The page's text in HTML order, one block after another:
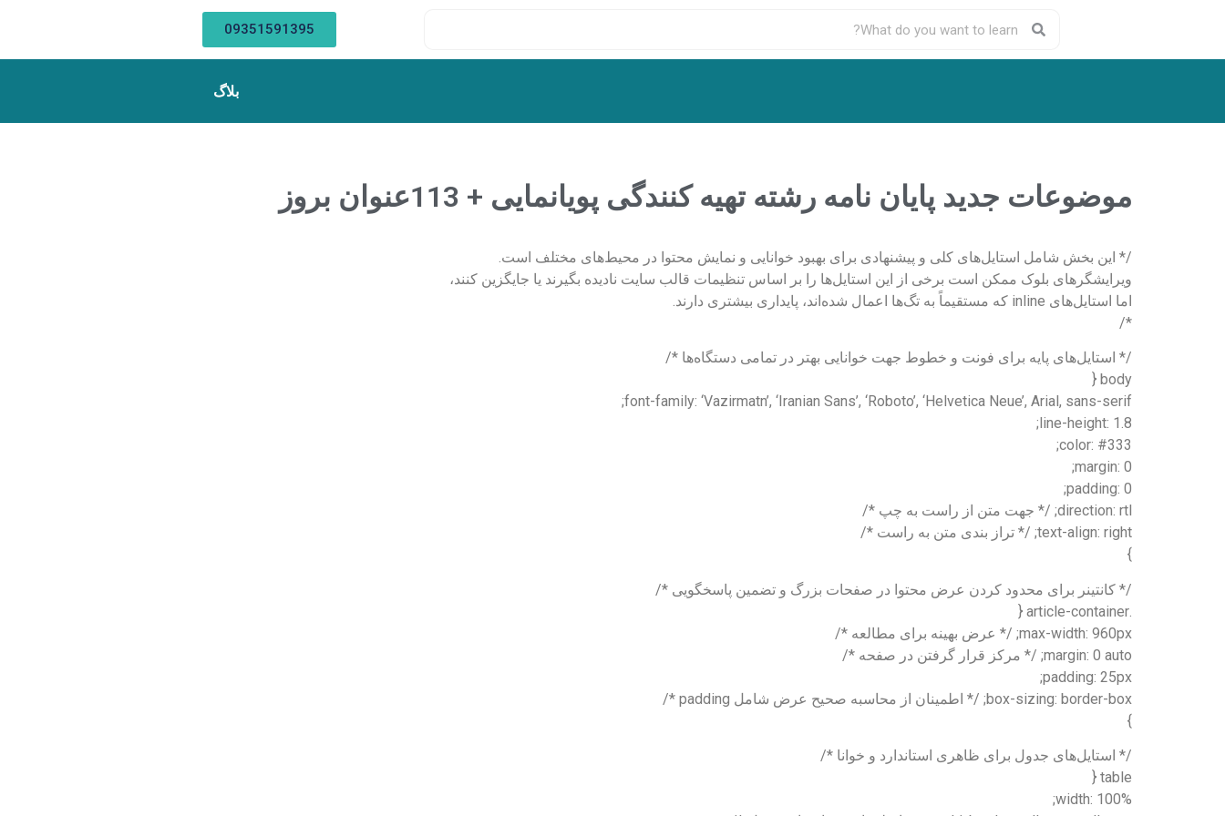
09351591395
بلاگ
موضوعات جدید پایان نامه رشته تهیه کنندگی پویانمایی + 113عنوان بروز
/* این بخش شامل استایل‌های کلی و پیشنهادی برای بهبود خوانایی و نمایش محتوا در محیط‌های مختلف است.
ویرایشگرهای بلوک ممکن است برخی از این استایل‌ها را بر اساس تنظیمات قالب سایت نادیده بگیرند یا جایگزین کنند،
اما استایل‌های inline که مستقیماً به تگ‌ها اعمال شده‌اند، پایداری بیشتری دارند.
*/
/* استایل‌های پایه برای فونت و خطوط جهت خوانایی بهتر در تمامی دستگاه‌ها */
body {
font-family: ‘Vazirmatn’, ‘Iranian Sans’, ‘Roboto’, ‘Helvetica Neue’, Arial, sans-serif;
line-height: 1.8;
color: #333;
margin: 0;
padding: 0;
direction: rtl; /* جهت متن از راست به چپ */
text-align: right; /* تراز بندی متن به راست */
}
/* کانتینر برای محدود کردن عرض محتوا در صفحات بزرگ و تضمین پاسخگویی */
max-width: 960px; /* عرض بهینه برای مطالعه */
margin: 0 auto; /* مرکز قرار گرفتن در صفحه */
padding: 25px;
box-sizing: border-box; /* اطمینان از محاسبه صحیح عرض شامل padding */
}
/* استایل‌های جدول برای ظاهری استاندارد و خوانا */
table {
width: 100%;